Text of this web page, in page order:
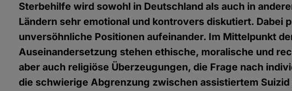
Sterbehilfe wird sowohl in Deutschland als auch in
Ländern sehr emotional und kontrovers diskutiert. Dabei
unversöhnliche Positionen aufeinander. Im Mittelpunkt
Auseinandersetzung stehen ethische, moralische und
aber auch religiöse Überzeugungen, die Frage nach
die schwierige Abgrenzung zwischen assistiertem